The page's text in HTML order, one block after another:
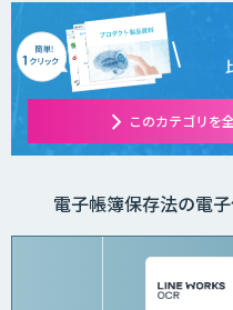
このカテゴリを
電子帳簿保存法の電